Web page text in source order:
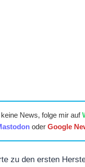
News, folge mir auf
oder Google
zu den ersten